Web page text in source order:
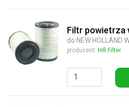
Filtr powietrza
do NEW HOLLAND
producent: Hifi Filter